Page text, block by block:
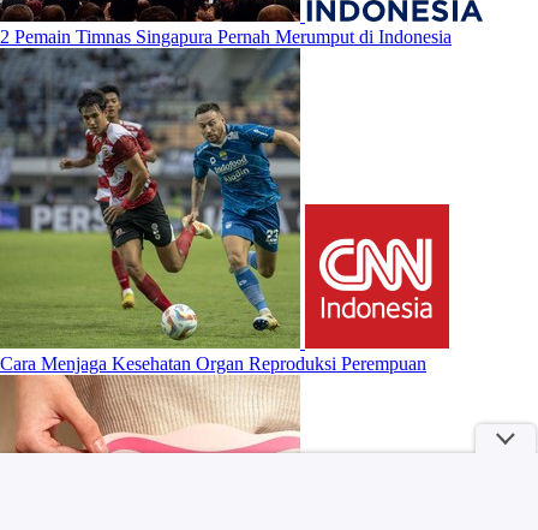
2 Pemain Timnas Singapura Pernah Merumput di Indonesia
Cara Menjaga Kesehatan Organ Reproduksi Perempuan